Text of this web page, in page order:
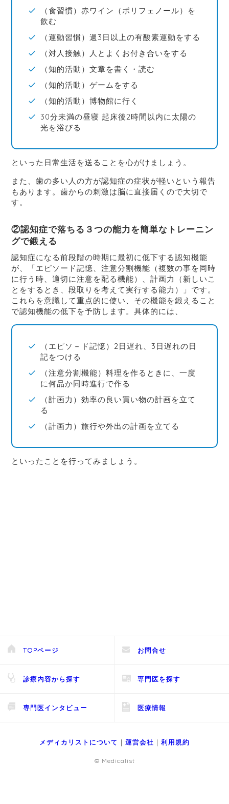
（食習慣）赤ワイン（ポリフェノール）を
飲む
（運動習慣）週3日以上の有酸素運動をする
（対人接触）人とよくお付き合いをする
（知的活動）文章を書く・読む
（知的活動）ゲームをする
（知的活動）博物館に行く
30分未満の昼寝 起床後2時間以内に太陽の
光を浴びる
といった日常生活を送ることを心がけましょう。
また、歯の多い人の方が認知症の症状が軽いという報告
もあります。歯からの刺激は脳に直接届くので大切で
す。
②認知症で落ちる３つの能力を簡単なトレーニン
グで鍛える
認知症になる前段階の時期に最初に低下する認知機能
が、「エピソード記憶、注意分割機能（複数の事を同時
に行う時、適切に注意を配る機能）、計画力（新しいこ
とをするとき、段取りを考えて実行する能力）」です。
これらを意識して重点的に使い、その機能を鍛えること
で認知機能の低下を予防します。具体的には、
（エピソ－ド記憶）2日遅れ、3日遅れの日
記をつける
（注意分割機能）料理を作るときに、一度
に何品か同時進行で作る
（計画力）効率の良い買い物の計画を立て
る
（計画力）旅行や外出の計画を立てる
といったことを行ってみましょう。
TOPページ お問合せ
診療内容から探す 専門医を探す
専門医インタビュー 医療情報
メディカリストについて ｜ 運営会社 ｜ 利用規約
© Medicalist